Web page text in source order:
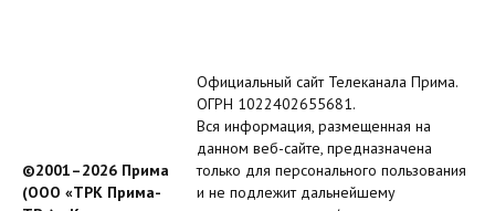
©2001–2026 Прима
(ООО «ТРК Прима-
Официальный сайт Телеканала Прима.
ОГРН 1022402655681.
Вся информация, размещенная на
данном веб-сайте, предназначена
только для персонального пользования
и не подлежит дальнейшему